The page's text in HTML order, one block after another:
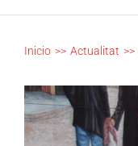
Inicio >> Actualitat >>